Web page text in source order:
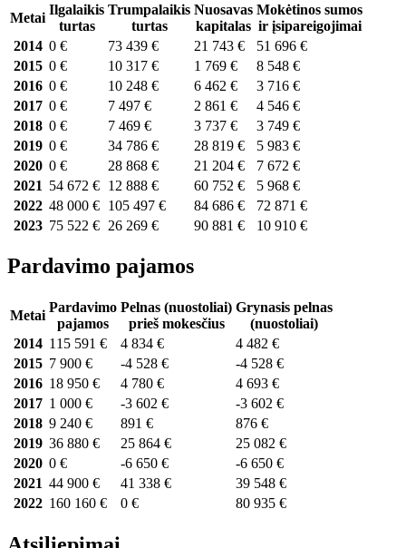
Metai
Ilgalaikis
turtas
Trumpalaikis
turtas
Nuosavas
kapitalas
Mokėtinos sumos
ir įsipareigojimai
2014 0 € 73 439 € 21 743 €
51 696 €
2015 0 € 10 317 € 1 769 €
8 548 €
2016 0 € 10 248 € 6 462 €
3 716 €
2017 0 € 7 497 € 2 861 €
4 546 €
2018 0 € 7 469 € 3 737 €
3 749 €
2019 0 € 34 786 € 28 819 €
5 983 €
2020 0 € 28 868 € 21 204 €
7 672 €
2021 54 672 € 12 888 € 60 752 €
5 968 €
2022 48 000 € 105 497 € 84 686 €
72 871 €
2023 75 522 € 26 269 € 90 881 € 10 910 €
Pardavimo pajamos
Metai
Pardavimo
pajamos
Pelnas (nuostoliai)
prieš mokesčius
Grynasis pelnas
(nuostoliai)
2014 115 591 € 4 834 €
4 482 €
2015 7 900 € -4 528 €
-4 528 €
2016 18 950 € 4 780 €
4 693 €
2017 1 000 € -3 602 €
-3 602 €
2018 9 240 € 891 €
876 €
2019 36 880 € 25 864 €
25 082 €
2020 0 € -6 650 €
-6 650 €
2021 44 900 € 41 338 €
39 548 €
2022 160 160 € 0 € 80 935 €